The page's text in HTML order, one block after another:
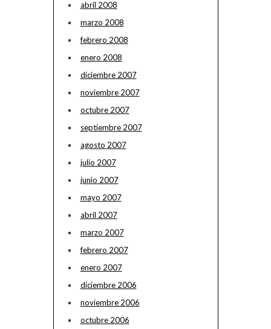
abril 2008
marzo 2008
febrero 2008
enero 2008
diciembre 2007
noviembre 2007
octubre 2007
septiembre 2007
agosto 2007
julio 2007
junio 2007
mayo 2007
abril 2007
marzo 2007
febrero 2007
enero 2007
diciembre 2006
noviembre 2006
octubre 2006